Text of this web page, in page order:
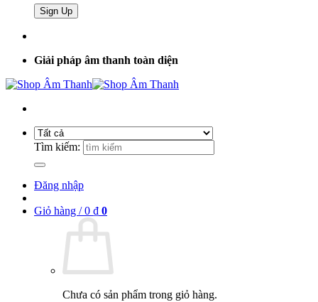
Giải pháp âm thanh toàn diện
Tìm kiếm:
Đăng nhập
Giỏ hàng /0 ₫ 0
Chưa có sản phẩm trong giỏ hàng.